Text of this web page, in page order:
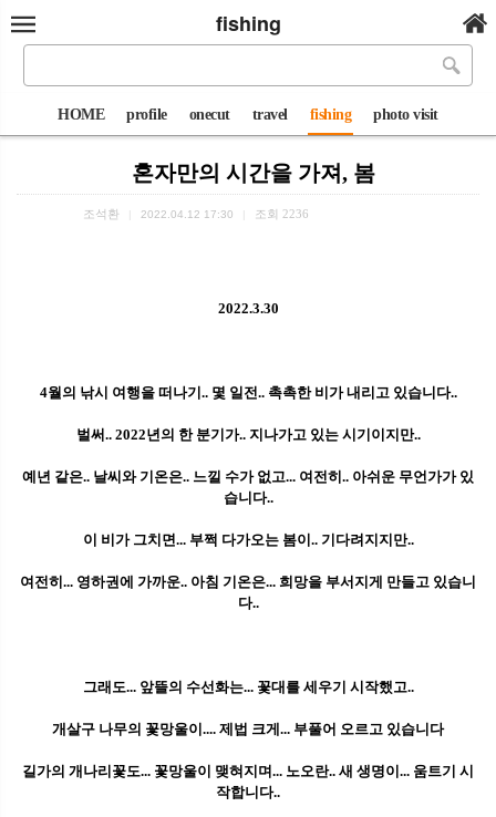
fishing
HOME profile onecut travel fishing photo visit
혼자만의 시간을 가져, 봄
조석환 2022.04.12 17:30 조회 2236
2022.3.30
4월의 낚시 여행을 떠나기..몇 일전.. 촉촉한 비가 내리고 있습니다..
벌써.. 2022년의 한 분기가.. 지나가고 있는 시기이지만..
예년 같은.. 날씨와 기온은.. 느낄 수가 없고... 여전히.. 아쉬운 무언가가 있
습니다..
이 비가 그치면... 부쩍 다가오는 봄이.. 기다려지지만..
여전히... 영하권에 가까운.. 아침 기온은... 희망을 부서지게 만들고 있습니
다..
그래도... 앞뜰의 수선화는... 꽃대를 세우기 시작했고..
개살구 나무의 꽃망울이.... 제법 크게... 부풀어 오르고 있습니다
길가의 개나리꽃도... 꽃망울이 맺혀지며... 노오란.. 새 생명이... 움트기 시
작합니다..